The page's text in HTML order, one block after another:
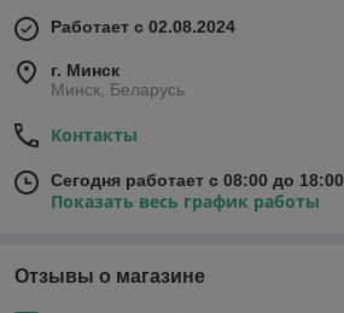
Работает с 02.08.2024
г. Минск
Минск, Беларусь
Контакты
Сегодня работает с 08:00 до 18:00
Показать весь график работы
Отзывы о магазине